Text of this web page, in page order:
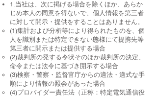
1.当社は、次に掲げる場合を除くほか、あらか
じめ本人の同意を得ないで、個人情報を第三者
に対して開示・提供をすることはありません。
(1)集計および分析等により得られたものを、個
人を識別または特定できない態様にて提携先等
第三者に開示または提供する場合
(2)裁判所の発する令状そのほか裁判所の決定、
命令または法令に基づき開示する場合
(3)検察・警察・監督官庁からの適法・適式な手
順により情報の照会があった場合
(4)プロバイダー責任法（正称：特定電気通信役